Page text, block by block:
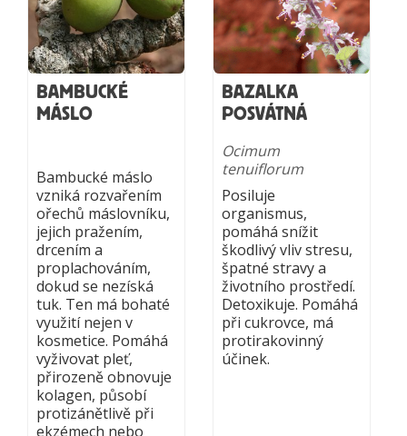
BAMBUCKÉ
MÁSLO
Bambucké máslo
vzniká rozvařením
ořechů máslovníku,
jejich pražením,
drcením a
proplachováním,
dokud se nezíská
tuk. Ten má bohaté
využití nejen v
kosmetice. Pomáhá
vyživovat pleť,
přirozeně obnovuje
kolagen, působí
protizánětlivě při
ekzémech nebo
BAZALKA
POSVÁTNÁ
Ocimum
tenuiflorum
Posiluje
organismus,
pomáhá snížit
škodlivý vliv stresu,
špatné stravy a
životního prostředí.
Detoxikuje. Pomáhá
při cukrovce, má
protirakovinný
účinek.